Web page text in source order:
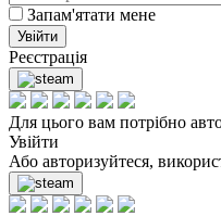
Запам'ятати мене
Увійти
Реєстрація
Для цього вам потрібно
Увійти
Або авторизуйтеся,